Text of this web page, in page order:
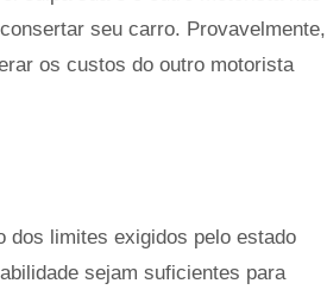
seu carro. Provavelmente,
os custos do outro motorista
dos limites exigidos pelo estado
sejam suficientes para